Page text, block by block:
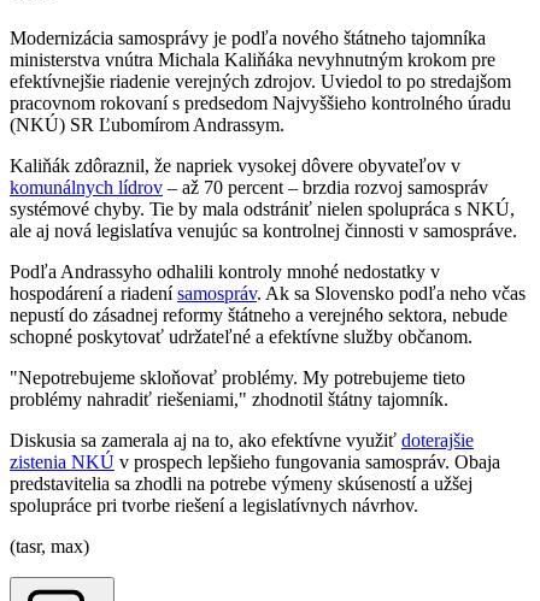
Modernizácia samosprávy je podľa nového štátneho tajomníka
ministerstva vnútra Michala Kaliňáka nevyhnutným krokom pre
efektívnejšie riadenie verejných zdrojov. Uviedol to po stredajšom
pracovnom rokovaní s predsedom Najvyššieho kontrolného úradu
(NKÚ) SR Ľubomírom Andrassym.
Kaliňák zdôraznil, že napriek vysokej dôvere obyvateľov v
komunálnych lídrov – až 70 percent – brzdia rozvoj samospráv
systémové chyby. Tie by mala odstrániť nielen spolupráca s NKÚ,
ale aj nová legislatíva venujúc sa kontrolnej činnosti v samospráve.
Podľa Andrassyho odhalili kontroly mnohé nedostatky v
hospodárení a riadenísamospráv. Ak sa Slovensko podľa neho včas
nepustí do zásadnej reformy štátneho a verejného sektora, nebude
schopné poskytovať udržateľné a efektívne služby občanom.
"Nepotrebujeme skloňovať problémy. My potrebujeme tieto
problémy nahradiť riešeniami," zhodnotil štátny tajomník.
Diskusia sa zamerala aj na to, ako efektívne využiť doterajšie
zistenia NKÚ v prospech lepšieho fungovania samospráv. Obaja
predstavitelia sa zhodli na potrebe výmeny skúseností a užšej
spolupráce pri tvorbe riešení a legislatívnych návrhov.
(tasr, max)